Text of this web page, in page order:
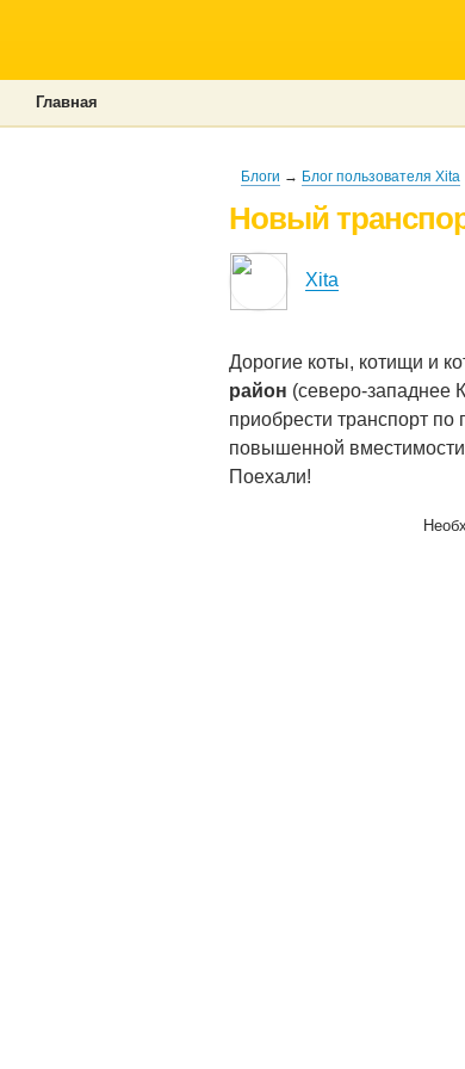
Главная
Блоги → Блог пользователя Xita
Новый
Xita
Дорогие коты, котищи и
район (северо-западнее
приобрести транспорт
повышенной
Поехали!